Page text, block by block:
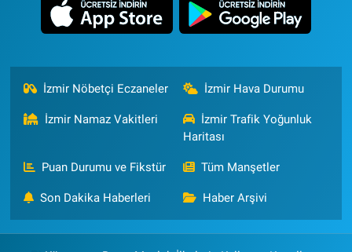
İzmir Nöbetçi Eczaneler İzmir Hava Durumu
İzmir Namaz Vakitleri
İzmir Trafik Yoğunluk
Haritası
Puan Durumu ve Fikstür Tüm Manşetler
Son Dakika Haberleri Haber Arşivi